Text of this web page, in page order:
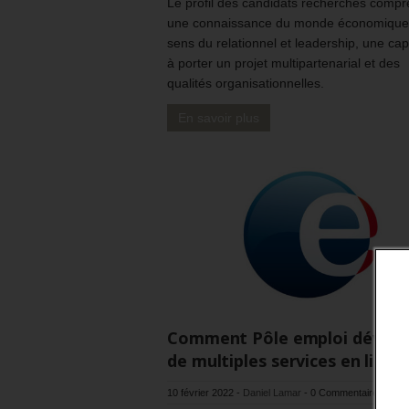
Le profil des candidats recherchés
une connaissance du monde
sens du relationnel et leadership, une
à porter un projet multipartenarial et des
qualités organisationnelles.
Comment Pôle emploi
de multiples services en ligne ?
10 février 2022 - Daniel Lamar - 0 Commentaire